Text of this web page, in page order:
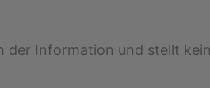
der Information und stellt